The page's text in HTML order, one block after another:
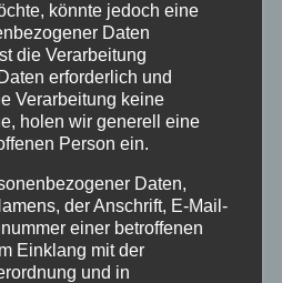
könnte jedoch eine
Daten
die Verarbeitung
erforderlich und
Verarbeitung keine
holen wir generell eine
Person ein.
Daten,
der Anschrift, E-Mail-
einer betroffenen
Einklang mit der
und in